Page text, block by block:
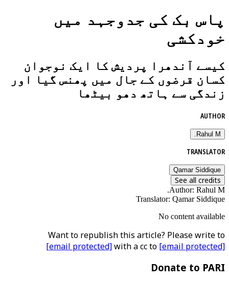
پاس بک کی جدوجہد میں
خودکشی
کیسے آندھرا پردیش کا ایک نوجوان
کسان قرضوں کے جال میں پھنس گیا اور
زندگی سے ہاتھ دھو بیٹھا
AUTHOR
Rahul M.
TRANSLATOR
Qamar Siddique
See all credits
Author: Rahul M.
Translator: Qamar Siddique
No content available
Want to republish this article? Please write to
[email protected]with a cc to [email protected]
Donate to PARI